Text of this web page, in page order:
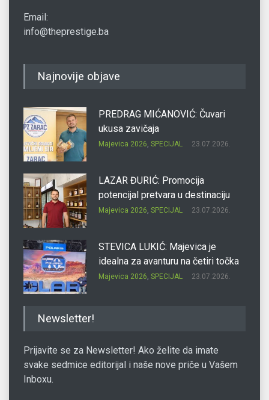
Email:
info@theprestige.ba
Najnovije objave
PREDRAG MIĆANOVIĆ: Čuvari
ukusa zavičaja
Majevica 2026, SPECIJAL 23.07.2026.
LAZAR ĐURIĆ: Promocija
potencijal pretvara u destinaciju
Majevica 2026, SPECIJAL 23.07.2026.
STEVICA LUKIĆ: Majevica je
idealna za avanturu na četiri točka
Majevica 2026, SPECIJAL 23.07.2026.
Newsletter!
Prijavite se za Newsletter! Ako želite da imate
svake sedmice editorijal i naše nove priče u Vašem
Inboxu.